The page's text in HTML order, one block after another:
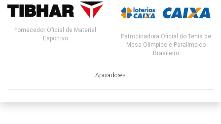
Fornecedor Oficial de Material
Esportivo
Patrocinadora Oficial do Tenis de
Mesa Olímpico e Paralímpico
Brasileiro
Apoiadores